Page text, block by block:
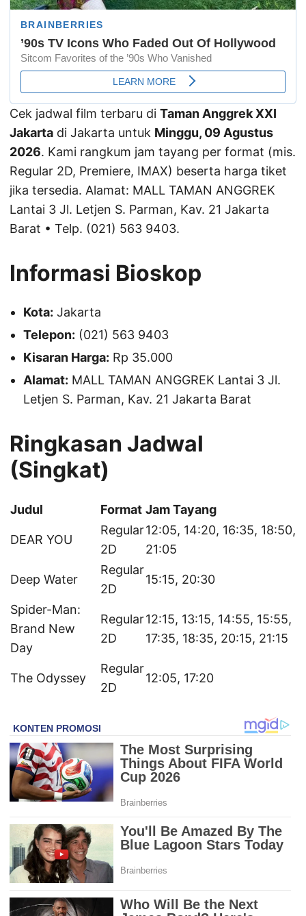
Cek jadwal film terbaru di Taman Anggrek XXI
Jakarta di Jakarta untuk Minggu, 09 Agustus
2026. Kami rangkum jam tayang per format (mis.
Regular 2D, Premiere, IMAX) beserta harga tiket
jika tersedia. Alamat: MALL TAMAN ANGGREK
Lantai 3 Jl. Letjen S. Parman, Kav. 21 Jakarta
Barat • Telp. (021) 563 9403.
Informasi Bioskop
Kota: Jakarta
Telepon: (021) 563 9403
Kisaran Harga: Rp 35.000
Alamat: MALL TAMAN ANGGREK Lantai 3 Jl.
Letjen S. Parman, Kav. 21 Jakarta Barat
Ringkasan Jadwal
(Singkat)
Judul Format Jam Tayang
DEAR YOU
Regular
2D
12:05, 14:20, 16:35, 18:50,
21:05
Deep Water
Regular
2D
15:15, 20:30
Spider-Man:
Brand New
Day
Regular
2D
12:15, 13:15, 14:55, 15:55,
17:35, 18:35, 20:15, 21:15
The Odyssey
Regular
2D
12:05, 17:20